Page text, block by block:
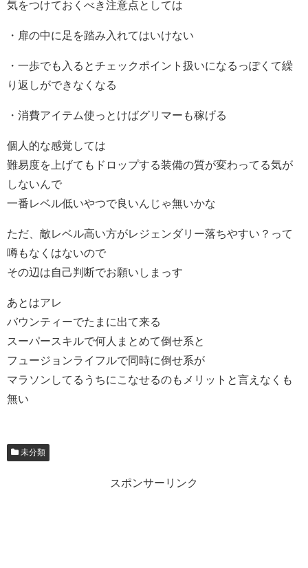
気をつけておくべき注意点としては
・扉の中に足を踏み入れてはいけない
・一歩でも入るとチェックポイント扱いになるっぽくて繰
り返しができなくなる
・消費アイテム使っとけばグリマーも稼げる
個人的な感覚しては
難易度を上げてもドロップする装備の質が変わってる気が
しないんで
一番レベル低いやつで良いんじゃ無いかな
ただ、敵レベル高い方がレジェンダリー落ちやすい？って
噂もなくはないので
その辺は自己判断でお願いしまっす
あとはアレ
バウンティーでたまに出て来る
スーパースキルで何人まとめて倒せ系と
フュージョンライフルで同時に倒せ系が
マラソンしてるうちにこなせるのもメリットと言えなくも
無い
未分類
スポンサーリンク